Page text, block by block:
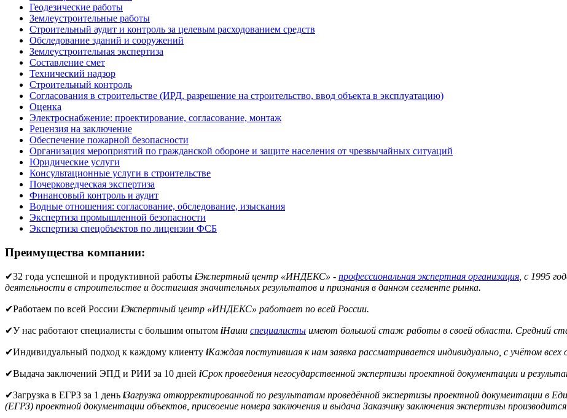
Геодезические работы
Землеустроительные работы
Строительный аудит и контроль за целевым расходованием средств
Обследование зданий и сооружений
Землеустроительная экспертиза
Составление смет
Технический надзор
Строительный контроль
Согласования в строительстве (ИРД, разрешение на строительство, ввод объекта в эксплуатацию)
Оценка
Электроснабжение: проектирование, согласование, монтаж
Рецензия на заключение
Обеспечение пожарной безопасности
Организация мероприятий по гражданской обороне и защите населения от чрезвычайных ситуаций
Юридические услуги
Консультационные услуги в строительстве
Почерковедческая экспертиза
Финансовый контроль и аудит
Водные отношения: согласование, обследование, изыскания
Экспертиза промышленной безопасности
Экспертиза спецобъектов по лицензии ФСБ
Преимущества компании:
✔32 года успешной и продуктивной работы iЭкспертный центр «ИНДЕКС» - профессиональная экспертная организация, с 1995
деятельности в строительстве и достигшая значительных результатов и признания в данном сегменте рынка.
✔Работаем по всей России iЭкспертный центр «ИНДЕКС» работает по всей России.
✔У нас работают специалисты с большим опытом iНаши специалисты имеют большой стаж работы в своей области. Средний
✔Индивидуальный подход к каждому клиенту iКаждая поступившая к нам заявка рассматривается индивидуально, с учётом всех
✔Выдача заключений ЭПД и РИИ за 10 дней iСрок проведения негосударственной экспертизы проектной документации и
✔Загрузка в ЕГРЗ за 1 день iЗагрузка откорректированной по результатам проведённой экспертизы проектной документации в
(ЕГРЗ) проектной документации объектов, присвоение номера заключения и выдача Заказчику заключения экспертизы производится